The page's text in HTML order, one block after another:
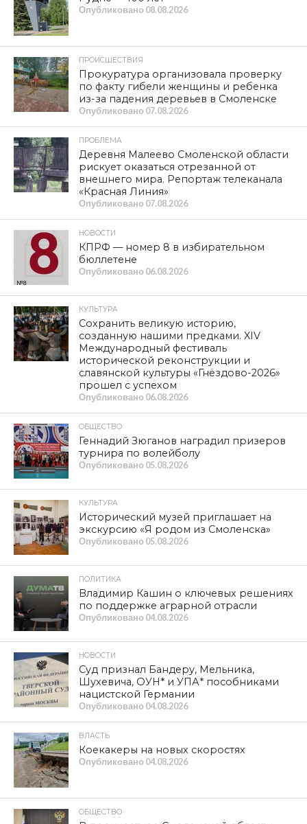
случилось в лихие 90-е. Она все сделала для того,
чтобы подготовить программу развития и программу
Победы. Она инициировала принятие закона о
стратегическом планировании и поддержке базовых
отраслей производства. Мы продемонстрировали
эффективность наших народных предприятий. Если
бы партия «Единая Россия» всерьез занялась этим
делом, можно было бы давно одержать полную и
окончательную победу на фронте. Но фронт без
мощного тыла не в состоянии справиться с задачей.
В 1916 году никакой Брусиловский прорыв не помог
российской армии. Капитал загнал цены на снаряды в
5-6 раз. Российскую империю профукали в ходе той
войны. Советская власть и Ленинско-сталинская
модернизация в чрезвычайных условиях оттащили
страну от обрыва, фактически собрали Российскую
империю в новой форме – СССР. Внедрили
уникальную систему образования, которая позволила
стране стать самой грамотной, самой
квалифицированной и самой победоносной. СССР в
предвоенные годы построил тысячи заводов и освоил
все современные виды техники.
В Великую Отечественную войну победил не только
советский солдат и красный командир. Урал победил
Рур!
перевес. Когда ситуация стала критической, Сталину
хватило воли и мужества издать приказ №227 «Ни шагу
назад». Наши солдаты дрались до конца за каждую
заводов и 10 млн. человек, все сделали для Победы.
Переломили!
Я посмотрел убедительное выступление нашего
президента. Четкие оценки текущей ситуации,
поставлены важные задачи, одна из которых —
необходимость позаботиться о тех, кто получает мало,
поддержать базовые производства.
В Госдуму внесли новый бюджет, он абсолютно не
соответствует победной стратегии. У нас же должен
быть мощный тыл. А этот тыл уже обескровила
высокая финансово-экономическая ставка, задушив
основные производства.
Министры говорят мне, что у нас нет безработицы. А в